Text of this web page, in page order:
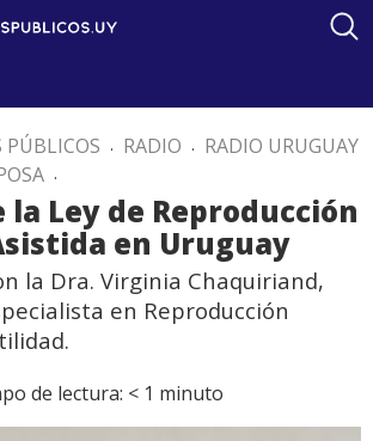
PÚBLICOS . RADIO . RADIO URUGUAY
.
la Ley de Reproducción
en Uruguay
la Dra. Virginia Chaquiriand,
en Reproducción
de lectura: < 1 minuto